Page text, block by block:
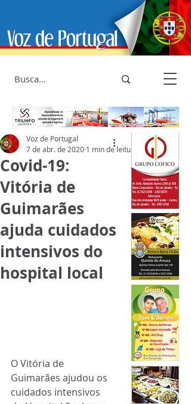
Covid-19:
Vitória de
Guimarães
ajuda cuidados
intensivos do
hospital local
Voz de Portugal
7 de abr. de 2020 1 min de leitura
O Vitória de
Guimarães ajudou os
cuidados intensivos